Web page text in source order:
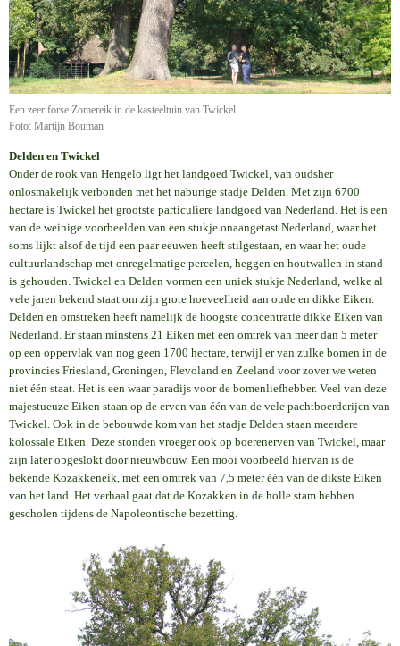
Een zeer forse Zomereik in de kasteeltuin van Twickel
Foto: Martijn Bouman
Delden en Twickel
Onder de rook van Hengelo ligt het landgoed Twickel, van oudsher
onlosmakelijk verbonden met het naburige stadje Delden. Met zijn 6700
hectare is Twickel het grootste particuliere landgoed van Nederland. Het is een
van de weinige voorbeelden van een stukje onaangetast Nederland, waar het
soms lijkt alsof de tijd een paar eeuwen heeft stilgestaan, en waar het oude
cultuurlandschap met onregelmatige percelen, heggen en houtwallen in stand
is gehouden. Twickel en Delden vormen een uniek stukje Nederland, welke al
vele jaren bekend staat om zijn grote hoeveelheid aan oude en dikke Eiken.
Delden en omstreken heeft namelijk de hoogste concentratie dikke Eiken van
Nederland. Er staan minstens 21 Eiken met een omtrek van meer dan 5 meter
op een oppervlak van nog geen 1700 hectare, terwijl er van zulke bomen in de
provincies Friesland, Groningen, Flevoland en Zeeland voor zover we weten
niet één staat. Het is een waar paradijs voor de bomenliefhebber. Veel van deze
majestueuze Eiken staan op de erven van één van de vele pachtboerderijen van
Twickel. Ook in de bebouwde kom van het stadje Delden staan meerdere
kolossale Eiken. Deze stonden vroeger ook op boerenerven van Twickel, maar
zijn later opgeslokt door nieuwbouw. Een mooi voorbeeld hiervan is de
bekende Kozakkeneik, met een omtrek van 7,5 meter één van de dikste Eiken
van het land. Het verhaal gaat dat de Kozakken in de holle stam hebben
gescholen tijdens de Napoleontische bezetting.